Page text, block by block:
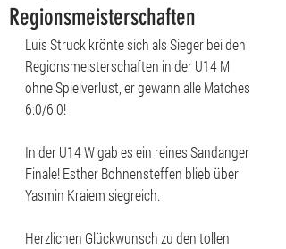
Regionsmeisterschaften
Luis Struck krönte sich als Sieger bei den
Regionsmeisterschaften in der U14 M
ohne Spielverlust, er gewann alle Matches
6:0/6:0!
In der U14 W gab es ein reines Sandanger
Finale! Esther Bohnensteffen blieb über
Yasmin Kraiem siegreich.
Herzlichen Glückwunsch zu den tollen